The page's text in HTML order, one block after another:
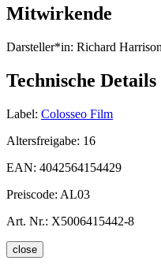
Mitwirkende
Darsteller*in: Richard
Technische Details
Label: Colosseo Film
Altersfreigabe: 16
EAN: 4042564154429
Preiscode: AL03
Art. Nr.: X5006415442-8
close